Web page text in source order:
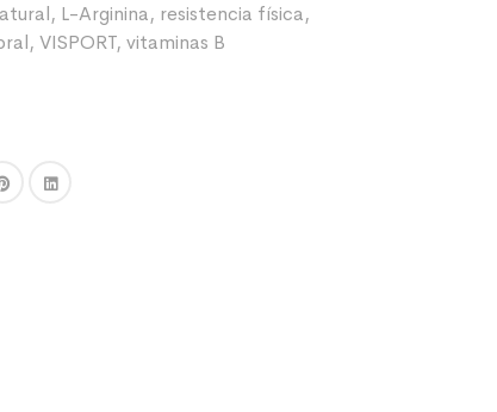
, L-Arginina, resistencia física,
, VISPORT, vitaminas B